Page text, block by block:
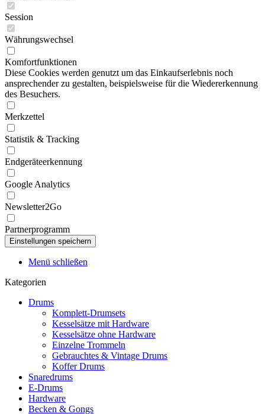
Session
Währungswechsel
Komfortfunktionen
Diese Cookies werden genutzt um das Einkaufserlebnis noch
ansprechender zu gestalten, beispielsweise für die Wiedererkennung
des Besuchers.
Merkzettel
Statistik & Tracking
Endgeräteerkennung
Google Analytics
Newsletter2Go
Partnerprogramm
Menü schließen
Kategorien
Drums
Komplett-Drumsets
Kesselsätze mit Hardware
Kesselsätze ohne Hardware
Einzelne Trommeln
Gebrauchtes & Vintage Drums
Koffer Drums
Snaredrums
E-Drums
Hardware
Becken & Gongs